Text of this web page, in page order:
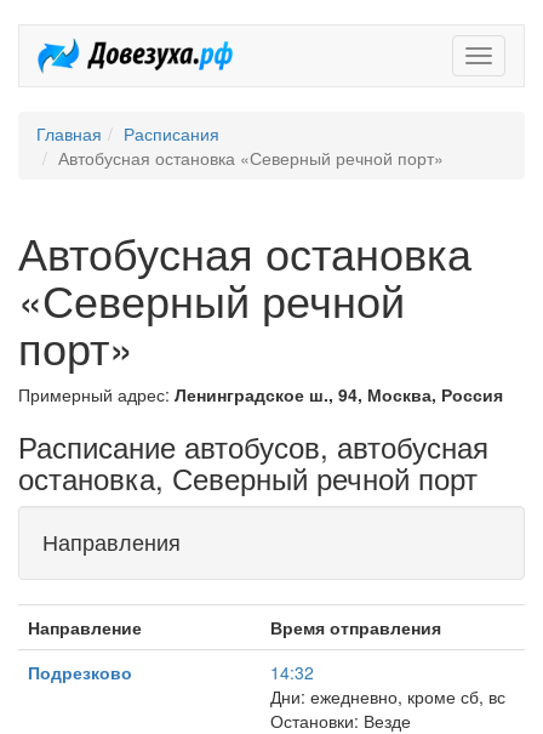
Главная
Расписания
Автобусная остановка «Северный речной порт»
Автобусная остановка
«Северный речной
порт»
Примерный адрес: Ленинградское ш., 94, Москва, Россия
Расписание автобусов, автобусная
остановка, Северный речной порт
Направления
Направление
Время отправления
Подрезково
14:32
Дни: ежедневно, кроме сб, вс
Остановки: Везде